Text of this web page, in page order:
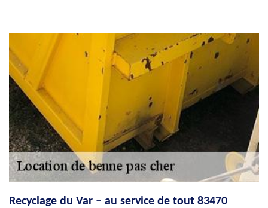
Recyclage du Var – au service de tout 83470